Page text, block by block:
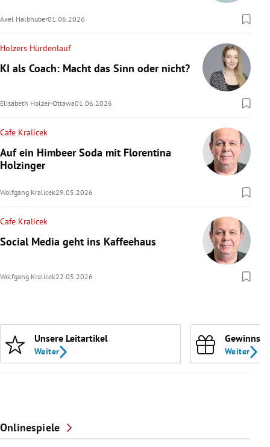
Axel Halbhuber01.06.2026
Holzers Hürdenlauf
KI als Coach: Macht das Sinn oder nicht?
Elisabeth Holzer-Ottawa01.06.2026
Cafe Kralicek
Auf ein Himbeer Soda mit Florentina
Holzinger
Wolfgang Kralicek29.05.2026
Cafe Kralicek
Social Media geht ins Kaffeehaus
Wolfgang Kralicek22.05.2026
Unsere Leitartikel
Weiter Weiter
Onlinespiele